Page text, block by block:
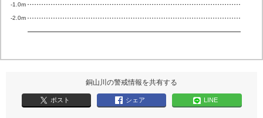
-2.0m
-1.0m
銅山川の警戒情報を共有する
ポスト シェア LINE